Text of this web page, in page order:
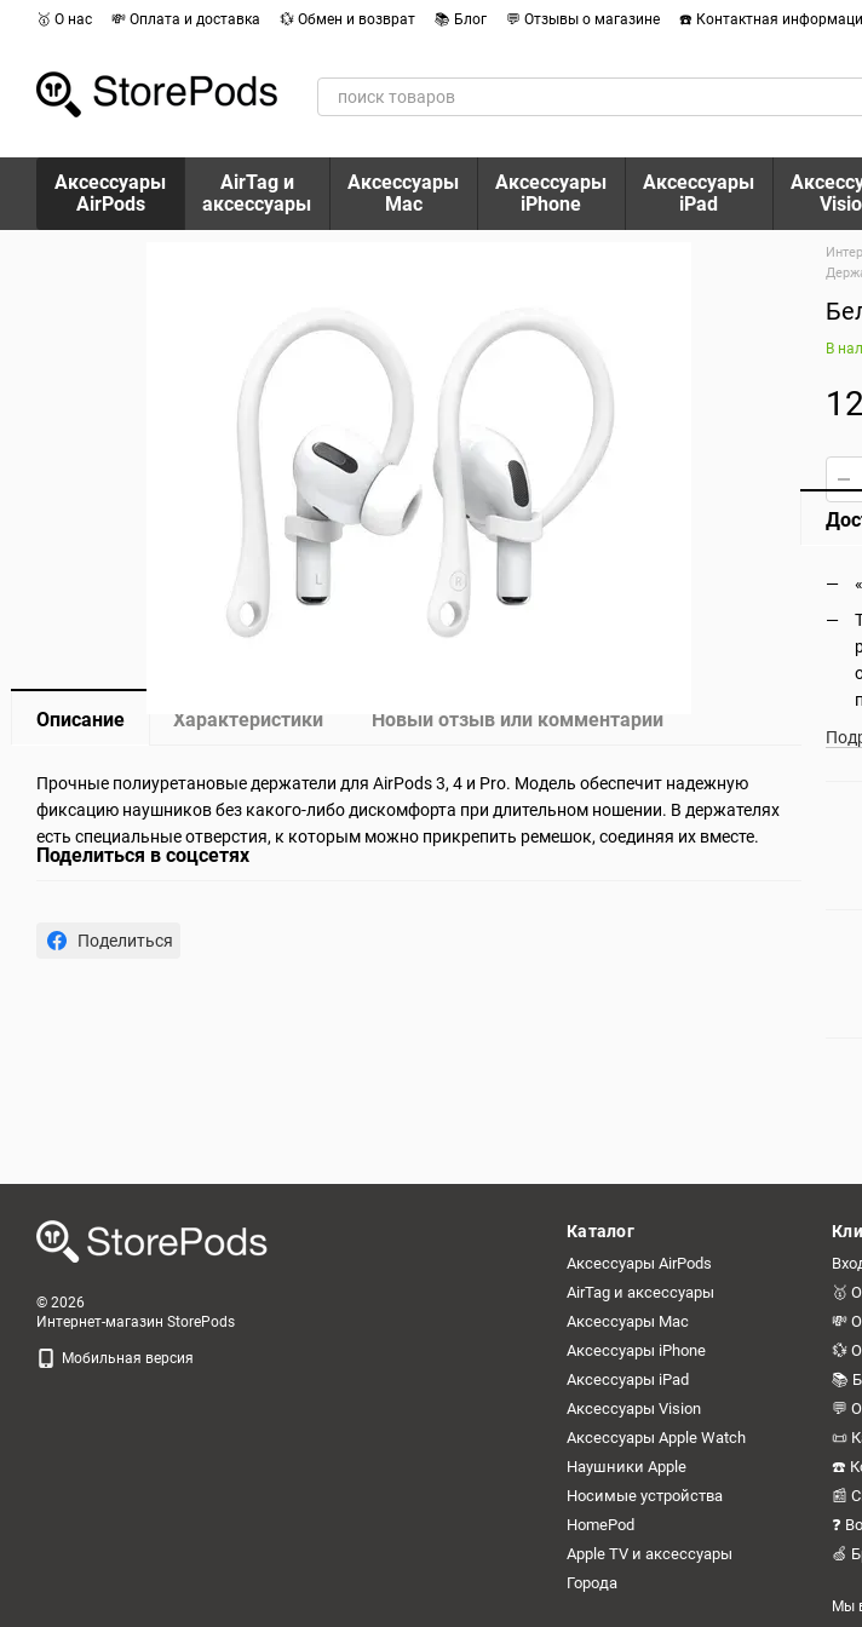
Перейти к основному контенту
🥇 О нас 💸 Оплата и доставка 💱 Обмен и возврат 📚 Блог 💬 Отзывы о магазине ☎️ Контактная
Аксессуары
AirPods
AirTag и
аксессуары
Аксессуары
Mac
Аксессуары
iPhone
Аксессуары
iPad
Описание Характеристики Новый отзыв или комментарий
Прочные полиуретановые держатели для AirPods 3, 4 и Pro. Модель обеспечит надежную
фиксацию наушников без какого-либо дискомфорта при длительном ношении. В держателях
есть специальные отверстия, к которым можно прикрепить ремешок, соединяя их вместе.
Поделиться в соцсетях
Поделиться
В
© 2026
Интернет-магазин StorePods
Мобильная версия
Каталог
Аксессуары AirPods
AirTag и аксессуары
Аксессуары Mac
Аксессуары iPhone
Аксессуары iPad
Аксессуары Vision
Аксессуары Apple Watch
Наушники Apple
Носимые устройства
HomePod
Apple TV и аксессуары
Города
🥇
💸
💱
📚
💬
📜
☎️
📰
❓
🍏
Мы